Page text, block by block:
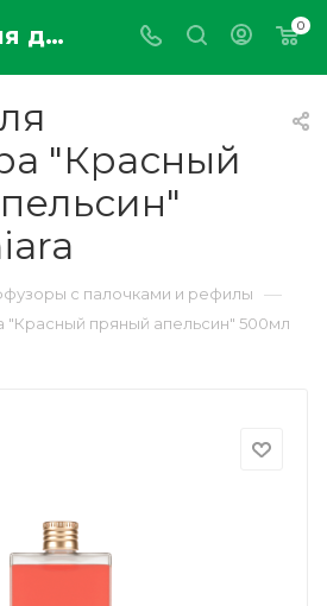
Аромат для диффузора "Красный пряный апельсин" 500мл Chiara 0
"Красный
с палочками и рефилы —
пряный апельсин" 500мл